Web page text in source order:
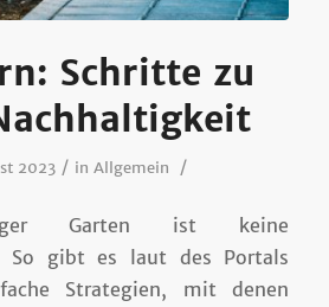
Schritte zu
2023 / in Allgemein /
Garten ist keine
So gibt es laut des Portals
Strategien, mit denen